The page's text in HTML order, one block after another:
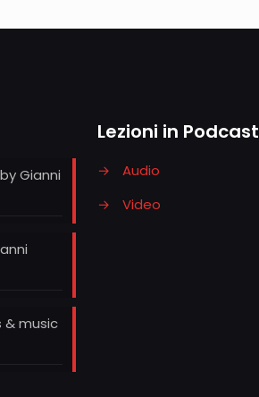
Gianni
& music
Lezioni in Podcast
→
Audio
→
Video